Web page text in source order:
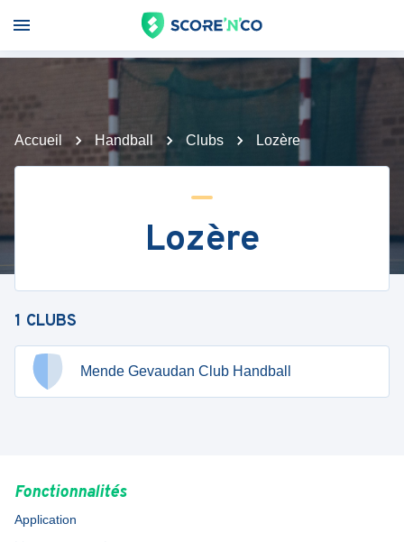
Accueil Handball Clubs Lozère
Lozère
1 CLUBS
Mende Gevaudan Club Handball
Fonctionnalités
Application